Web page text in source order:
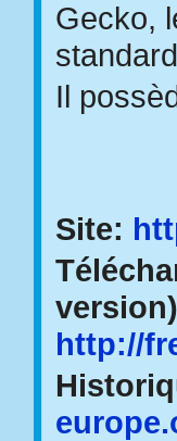
Gecko,
Il
Site:
http://